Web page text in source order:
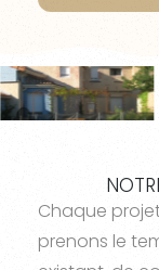
Chaque
prenons le